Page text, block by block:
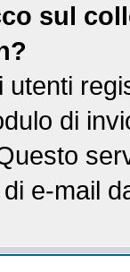
sul
utenti
di
e-mail